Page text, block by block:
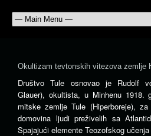
Okultizam tevtonskih vitezova zemlje
Društvo Tule osnovao je Rudolf
Glauer), okultista, u Minhenu 1918.
mitske zemlje Tule (Hiperboreje),
domovina ljudi preživelih sa
Spajajući elemente Teozofskog